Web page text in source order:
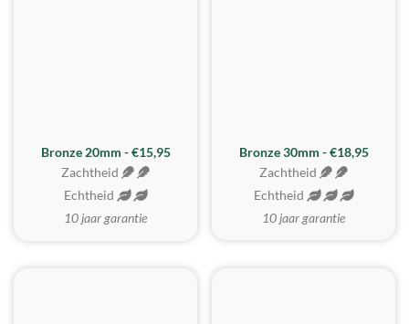
Bronze 20mm - €15,95
Zachtheid
Echtheid
10 jaar garantie
BESTE KOOP
Bronze 30mm - €18,95
Zachtheid
Echtheid
10 jaar garantie